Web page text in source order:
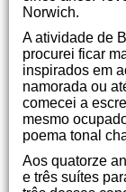
Norwich.
A atividade de
procurei ficar
inspirados em
namorada ou
comecei a
mesmo
poema tonal
Aos quatorze
e três suítes